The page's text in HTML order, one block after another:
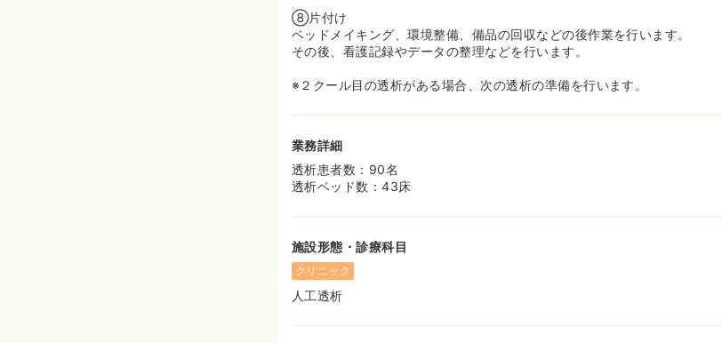
⑧片付け
ベッドメイキング、環境整備、備品の回収などの後作業を行います。
その後、看護記録やデータの整理などを行います。
※２クール目の透析がある場合、次の透析の準備を行います。
業務詳細
透析患者数：90名
透析ベッド数：43床
施設形態・診療科目
クリニック
人工透析